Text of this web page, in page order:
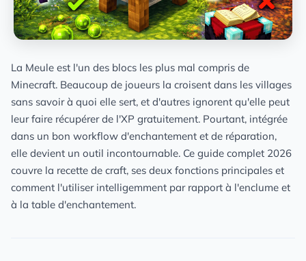
La Meule est l'un des blocs les plus mal compris de
Minecraft. Beaucoup de joueurs la croisent dans les villages
sans savoir à quoi elle sert, et d'autres ignorent qu'elle peut
leur faire récupérer de l'XP gratuitement. Pourtant, intégrée
dans un bon workflow d'enchantement et de réparation,
elle devient un outil incontournable. Ce guide complet 2026
couvre la recette de craft, ses deux fonctions principales et
comment l'utiliser intelligemment par rapport à l'enclume et
à la table d'enchantement.